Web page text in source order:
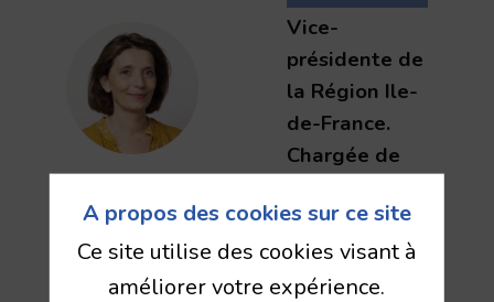
SM
Vice-
présidente de
la Région Ile-
de-France.
Chargée de
Achats
Responsables
A propos des cookies sur ce site
Ce site utilise des cookies visant à
améliorer votre expérience.